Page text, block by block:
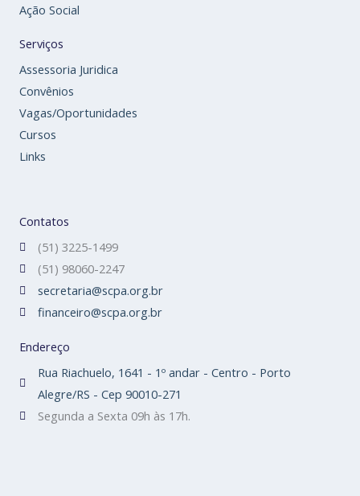
Ação Social
Serviços
Assessoria Juridica
Convênios
Vagas/Oportunidades
Cursos
Links
Contatos
(51) 3225-1499
(51) 98060-2247
secretaria@scpa.org.br
financeiro@scpa.org.br
Endereço
Rua Riachuelo, 1641 - 1º andar - Centro - Porto
Alegre/RS - Cep 90010-271
Segunda a Sexta 09h às 17h.